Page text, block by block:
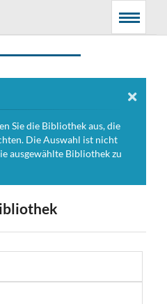
Menu
Sie die Bibliothek aus, die
Die Auswahl ist nicht
ausgewählte Bibliothek zu